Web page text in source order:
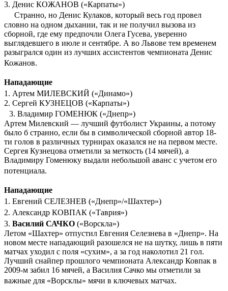
3. Денис КОЖАНОВ («Карпаты»)
Странно, но Денис Кулаков, который весь год провел
словно на одном дыхании, так и не получил вызова из
сборной, где ему предпочли Олега Гусева, уверенно
выглядевшего в июле и сентябре. А во Львове тем временем
разыгрался один из лучших ассистентов чемпионата Денис
Кожанов.
Нападающие
1. Артем МИЛЕВСКИЙ («Динамо»)
2. Сергей КУЗНЕЦОВ («Карпаты»)
3. Владимир ГОМЕНЮК («Днепр»)
Артем Милевский — лучший футболист Украины, а потому
было б странно, если бы в символической сборной автор 18-
ти голов в различных турнирах оказался не на первом месте.
Сергея Кузнецова отметили за меткость (14 мячей), а
Владимиру Гоменюку выдали небольшой аванс с учетом его
потенциала.
Нападающие
1. Евгений СЕЛЕЗНЕВ («Днепр»/«Шахтер»)
2. Александр КОВПАК («Таврия»)
3. Василий САЧКО («Ворскла»)
Летом «Шахтер» отпустил Евгения Селезнева в «Днепр». На
новом месте нападающий разошелся не на шутку, лишь в пяти
матчах уходил с поля «сухим», а за год наколотил 21 гол.
Лучший снайпер прошлого чемпионата Александр Ковпак в
2009-м забил 16 мячей, а Василия Сачко мы отметили за
важные для «Ворсклы» мячи в ключевых матчах.